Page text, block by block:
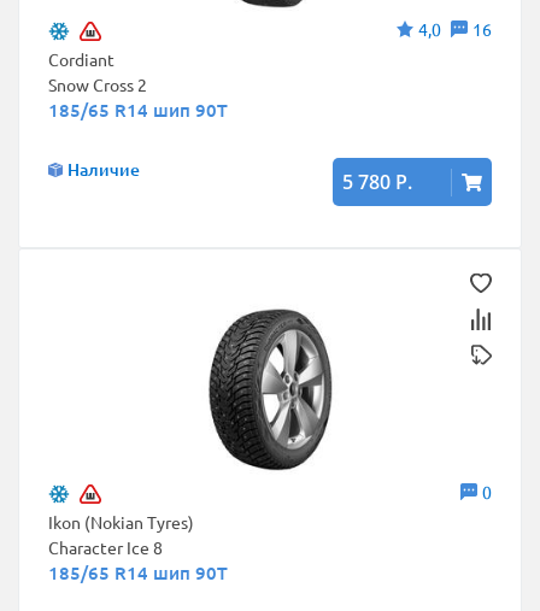
4,0
16
Cordiant
Snow Cross 2
185/65 R14 шип 90T
Наличие 5 780 Р.
0
Ikon (Nokian Tyres)
Character Ice 8
185/65 R14 шип 90T